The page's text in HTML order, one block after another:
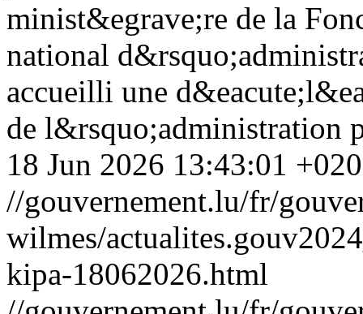
minist&egrave;re de la
national
accueilli une
de l&rsquo;administration
18 Jun 2026 13:43:01
//gouvernement.lu/fr/
wilmes/
kipa-18062026.html